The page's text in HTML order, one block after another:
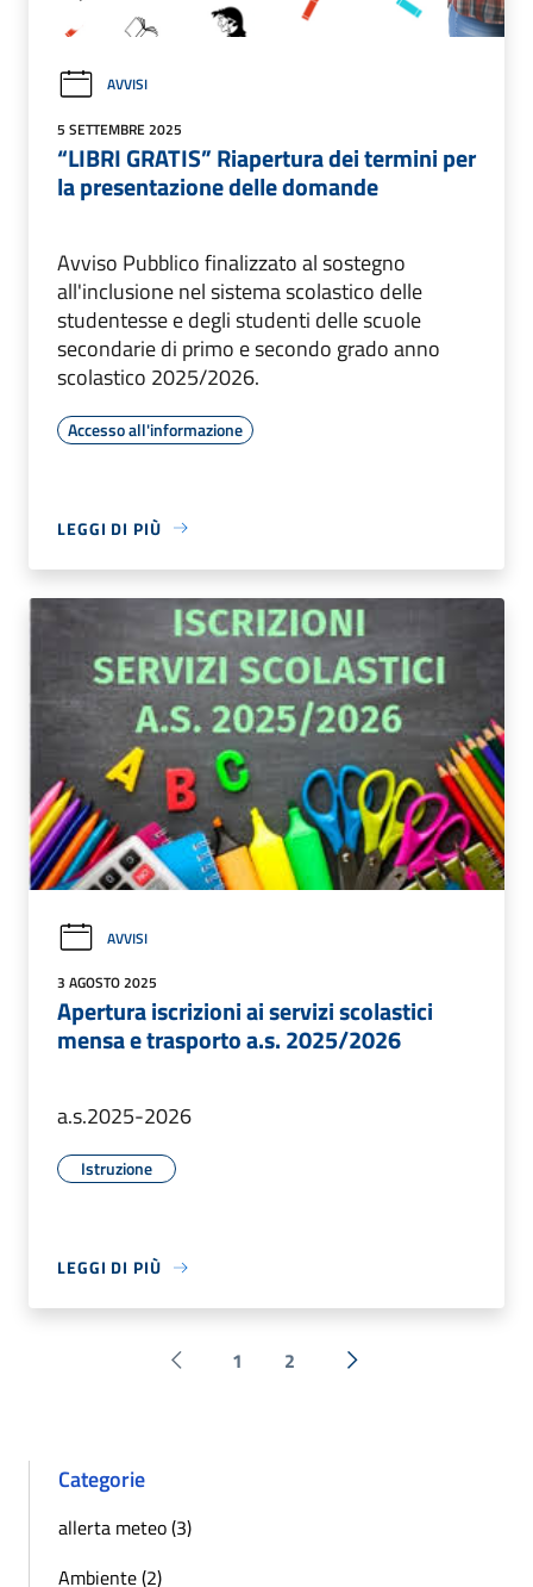
AVVISI
5 SETTEMBRE 2025
“LIBRI GRATIS” Riapertura dei termini per
la presentazione delle domande
Avviso Pubblico finalizzato al sostegno
all'inclusione nel sistema scolastico delle
studentesse e degli studenti delle scuole
secondarie di primo e secondo grado anno
scolastico 2025/2026.
Accesso all'informazione
LEGGI DI PIÙ
AVVISI
3 AGOSTO 2025
Apertura iscrizioni ai servizi scolastici
mensa e trasporto a.s. 2025/2026
a.s.2025-2026
Istruzione
LEGGI DI PIÙ
Pagina precedente
1 2 Successiva »
Categorie
allerta meteo (3)
Ambiente (2)